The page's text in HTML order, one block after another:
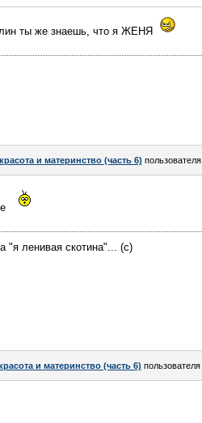
ты же знаешь, что я ЖЕНЯ
и материнство (часть 6) пользователя
"я ленивая скотина"... (с)
и материнство (часть 6) пользователя